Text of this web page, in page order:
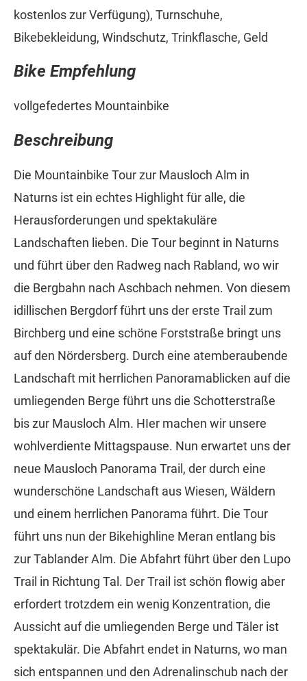
kostenlos zur Verfügung), Turnschuhe,
Bikebekleidung, Windschutz, Trinkflasche, Geld
Bike Empfehlung
vollgefedertes Mountainbike
Beschreibung
Die Mountainbike Tour zur Mausloch Alm in
Naturns ist ein echtes Highlight für alle, die
Herausforderungen und spektakuläre
Landschaften lieben. Die Tour beginnt in Naturns
und führt über den Radweg nach Rabland, wo wir
die Bergbahn nach Aschbach nehmen. Von diesem
idillischen Bergdorf führt uns der erste Trail zum
Birchberg und eine schöne Forststraße bringt uns
auf den Nördersberg. Durch eine atemberaubende
Landschaft mit herrlichen Panoramablicken auf die
umliegenden Berge führt uns die Schotterstraße
bis zur Mausloch Alm. HIer machen wir unsere
wohlverdiente Mittagspause. Nun erwartet uns der
neue Mausloch Panorama Trail, der durch eine
wunderschöne Landschaft aus Wiesen, Wäldern
und einem herrlichen Panorama führt. Die Tour
führt uns nun der Bikehighline Meran entlang bis
zur Tablander Alm. Die Abfahrt führt über den Lupo
Trail in Richtung Tal. Der Trail ist schön flowig aber
erfordert trotzdem ein wenig Konzentration, die
Aussicht auf die umliegenden Berge und Täler ist
spektakulär. Die Abfahrt endet in Naturns, wo man
sich entspannen und den Adrenalinschub nach der